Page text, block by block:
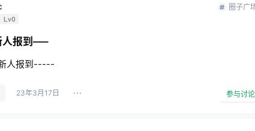
Lv0
圈子广
报到—–
人报到-----
23年3月17日 参与讨论